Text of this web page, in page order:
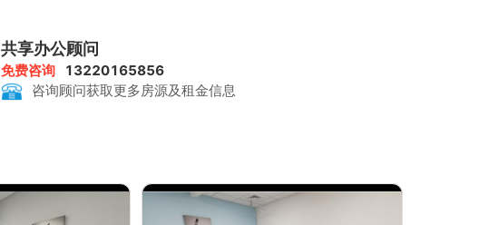
共享办公顾问
免费咨询
13220165856
咨询顾问获取更多房源及租金信息